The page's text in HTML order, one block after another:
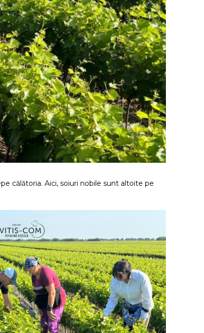
călătoria. Aici, soiuri nobile sunt altoite pe